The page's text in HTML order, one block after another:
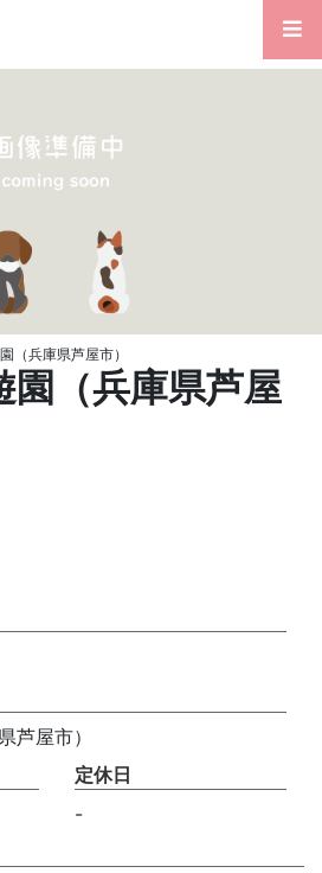
（兵庫県芦屋市）
園（兵庫県芦屋
芦屋市）
定休日
-